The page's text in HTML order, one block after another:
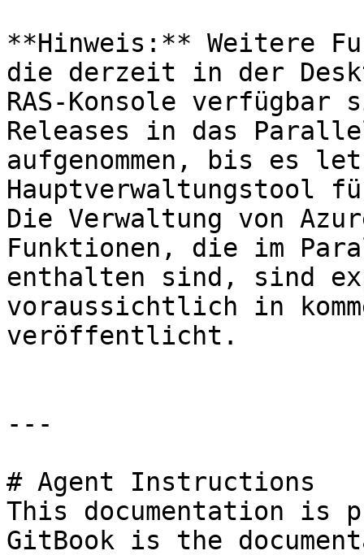
**Hinweis:** Weitere
die derzeit in der
RAS-Konsole
Releases in das
aufgenommen, bis es
Hauptverwaltungstool
Die Verwaltung von
Funktionen, die im
enthalten sind, sind
voraussichtlich in
veröffentlicht.
---
# Agent Instructions
This documentation is
GitBook is the